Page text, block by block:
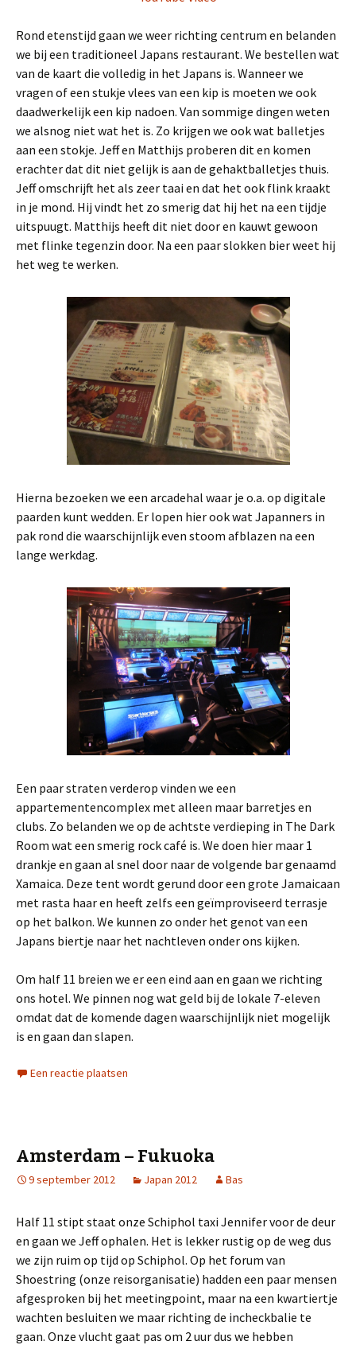
Rond etenstijd gaan we weer richting centrum en belanden
we bij een traditioneel Japans restaurant. We bestellen wat
van de kaart die volledig in het Japans is. Wanneer we
vragen of een stukje vlees van een kip is moeten we ook
daadwerkelijk een kip nadoen. Van sommige dingen weten
we alsnog niet wat het is. Zo krijgen we ook wat balletjes
aan een stokje. Jeff en Matthijs proberen dit en komen
erachter dat dit niet gelijk is aan de gehaktballetjes thuis.
Jeff omschrijft het als zeer taai en dat het ook flink kraakt
in je mond. Hij vindt het zo smerig dat hij het na een tijdje
uitspuugt. Matthijs heeft dit niet door en kauwt gewoon
met flinke tegenzin door. Na een paar slokken bier weet hij
het weg te werken.
Hierna bezoeken we een arcadehal waar je o.a. op digitale
paarden kunt wedden. Er lopen hier ook wat Japanners in
pak rond die waarschijnlijk even stoom afblazen na een
lange werkdag.
Een paar straten verderop vinden we een
appartementencomplex met alleen maar barretjes en
clubs. Zo belanden we op de achtste verdieping in The Dark
Room wat een smerig rock café is. We doen hier maar 1
drankje en gaan al snel door naar de volgende bar genaamd
Xamaica. Deze tent wordt gerund door een grote Jamaicaan
met rasta haar en heeft zelfs een geïmproviseerd terrasje
op het balkon. We kunnen zo onder het genot van een
Japans biertje naar het nachtleven onder ons kijken.
Om half 11 breien we er een eind aan en gaan we richting
ons hotel. We pinnen nog wat geld bij de lokale 7-eleven
omdat dat de komende dagen waarschijnlijk niet mogelijk
is en gaan dan slapen.
Een reactie plaatsen
Amsterdam – Fukuoka
9 september 2012 Japan 2012 Bas
Half 11 stipt staat onze Schiphol taxi Jennifer voor de deur
en gaan we Jeff ophalen. Het is lekker rustig op de weg dus
we zijn ruim op tijd op Schiphol. Op het forum van
Shoestring (onze reisorganisatie) hadden een paar mensen
afgesproken bij het meetingpoint, maar na een kwartiertje
wachten besluiten we maar richting de incheckbalie te
gaan. Onze vlucht gaat pas om 2 uur dus we hebben